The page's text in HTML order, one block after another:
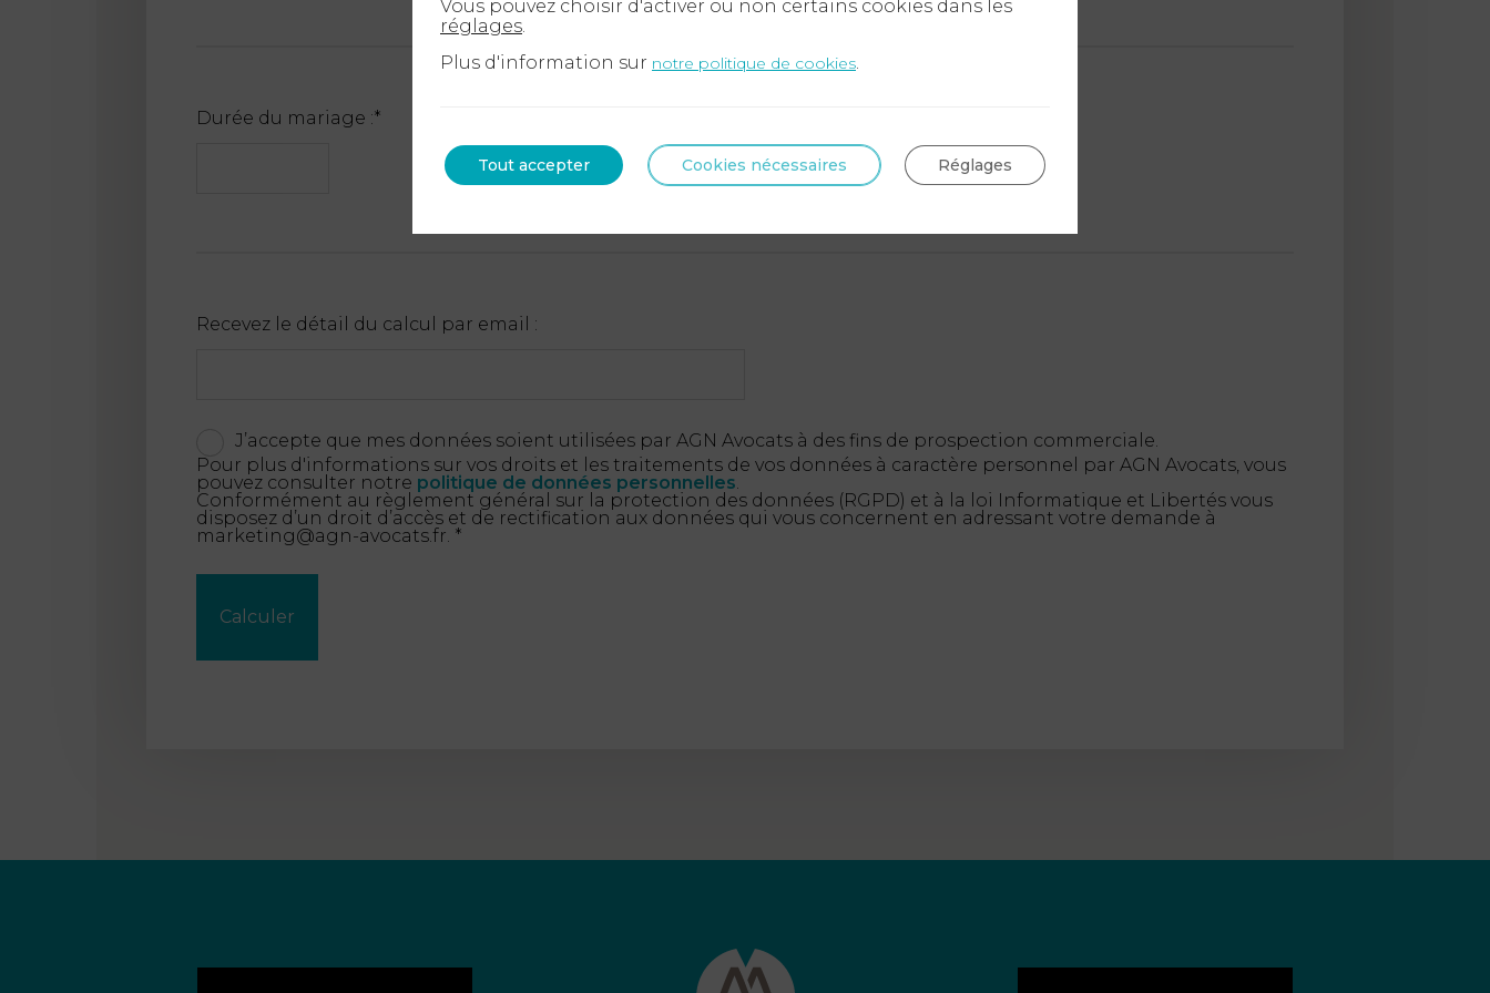
Durée du mariage :*
Recevez le détail du calcul par email :
J’accepte que mes données soient utilisées par AGN Avocats à des fins de prospection commerciale.
Pour plus d'informations sur vos droits et les traitements de vos données à caractère personnel par AGN Avocats, vous
pouvez consulter notre politique de données personnelles
Conformément au règlement général sur la protection des données (RGPD) et à la loi Informatique et Libertés vous
disposez d’un droit d’accès et de rectification aux données qui vous concernent en adressant votre demande à
marketing@agn-avocats.fr. *
Calculer
Vous pouvez choisir d'activer ou non certains cookies dans les
réglages
Plus d'information sur notre politique de cookies
Tout accepter Cookies nécessaires Réglages